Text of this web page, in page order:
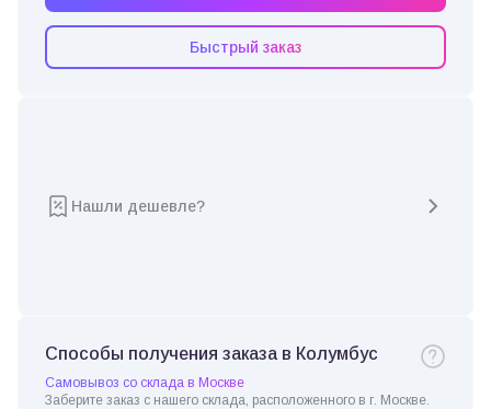
Быстрый заказ
Нашли дешевле?
Способы получения заказа в Колумбус
Самовывоз со склада в Москве
Заберите заказ с нашего склада, расположенного в г. Москве.